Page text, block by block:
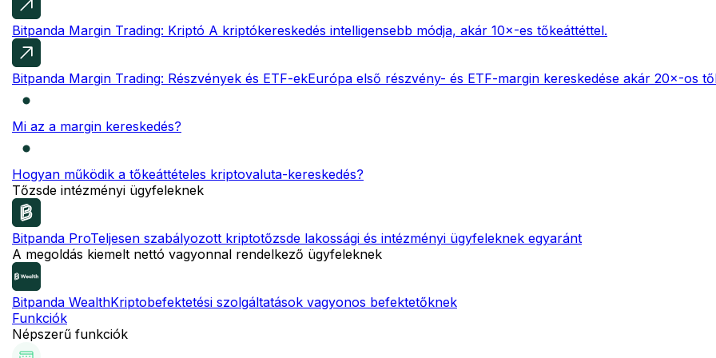
Bitpanda Margin Trading: Kriptó A kriptókereskedés intelligensebb módja, akár 10×-es tőkeáttéttel.
Bitpanda Margin Trading: Részvények és ETF-ekEurópa első részvény- és ETF-margin kereskedése akár 20×-os
Mi az a margin kereskedés?
Hogyan működik a tőkeáttételes kriptovaluta-kereskedés?
Tőzsde intézményi ügyfeleknek
Bitpanda ProTeljesen szabályozott kriptotőzsde lakossági és intézményi ügyfeleknek egyaránt
A megoldás kiemelt nettó vagyonnal rendelkező ügyfeleknek
Bitpanda WealthKriptobefektetési szolgáltatások vagyonos befektetőknek
Funkciók
Népszerű funkciók